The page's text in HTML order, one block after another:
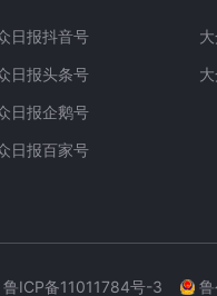
日报抖音号
日报头条号
日报企鹅号
日报百家号
鲁ICP备11011784号-3